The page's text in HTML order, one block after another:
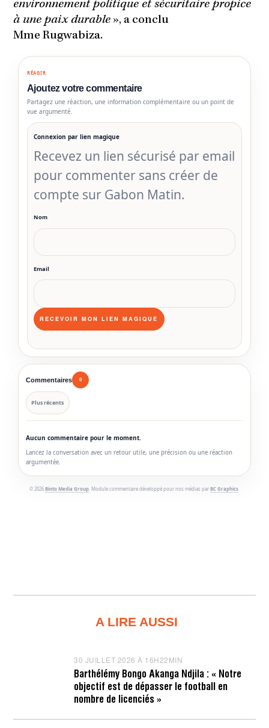
environnement politique et sécuritaire propice
à une paix durable », a conclu
Mme Rugwabiza.
RÉAGIR
Ajoutez votre commentaire
Partagez une réaction, une information complémentaire ou un point de
vue argumenté.
Connexion par lien magique
Recevez un lien sécurisé par email
pour commenter sans créer de
compte sur Gabon Matin.
Nom
Email
Commentaires 0
Plus récents
Aucun commentaire pour le moment.
Lancez la conversation avec un retour utile, une précision ou une réaction
argumentée.
© 2026 Binto Media Group. Module commentaire développé pour nos médias par BC Graphics.
A LIRE AUSSI
30 JUILLET 2026 À 16H22MIN
0
J
U
L
Barthélémy Bongo Akanga Ndjila : « Notre
objectif est de dépasser le football en
nombre de licenciés »